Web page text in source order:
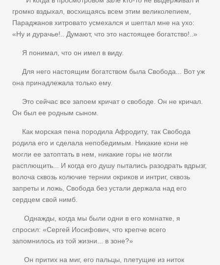
громко вздыхал, восхищаясь всем этим великолепием,
Параджанов хитровато усмехался и шептал мне на ухо:
«Ну и дурачье!.. Думают, что это настоящее богатство!..»
Я понимал, что он имел в виду.
Для него настоящим богатством была Свобода... Вот уж
она принадлежала только ему.
Это сейчас все запоем кричат о свободе. Он не кричал.
Он был ее родным сыном.
Как морская пена породила Афродиту, так Свобода
родила его и сделала непобедимым. Никакие кони не
могли ее затоптать в нем, никакие горы не могли
расплющить... И когда его душу пытались разодрать вдрызг,
волоча сквозь колючие тернии окриков и интриг, сквозь
запреты и ложь, Свобода без устали держала над его
сердцем свой нимб.
Однажды, когда мы были одни в его комнатке, я
спросил: «Сергей Иосифович, что крепче всего
запомнилось из той жизни... в зоне?»
Он притих на миг, его пальцы, плетущие из ниток